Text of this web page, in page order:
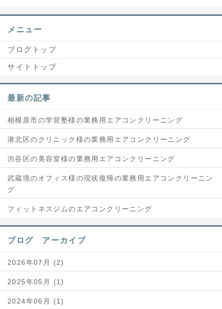
メニュー
ブログトップ
サイトトップ
最新の記事
相模原市の学習塾様の業務用エアコンクリーニング
港北区のクリニック様の業務用エアコンクリーニング
渋谷区の美容室様の業務用エアコンクリーニング
武蔵境のオフィス様の現状復帰の業務用エアコンクリーニン
グ
フィットネスジムのエアコンクリーニング
ブログ アーカイブ
2026年07月 (2)
2025年05月 (1)
2024年06月 (1)